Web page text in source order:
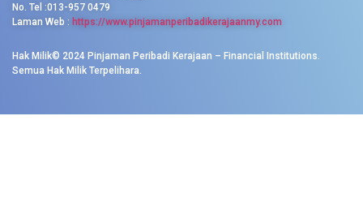
No. Tel :013-957 0479
Laman Web : https://www.pinjamanperibadikerajaanmy.com
Hak Milik© 2024 Pinjaman Peribadi Kerajaan – Financial Institutions.
Semua Hak Milik Terpelihara.